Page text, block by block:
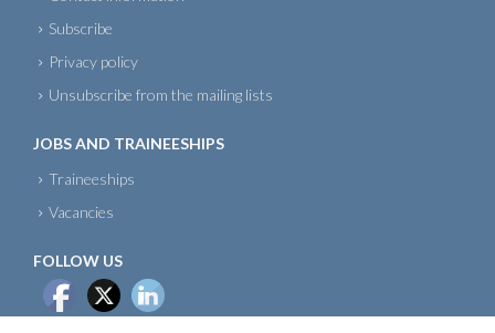
Subscribe
Privacy policy
Unsubscribe from the mailing lists
JOBS AND TRAINEESHIPS
Traineeships
Vacancies
FOLLOW US